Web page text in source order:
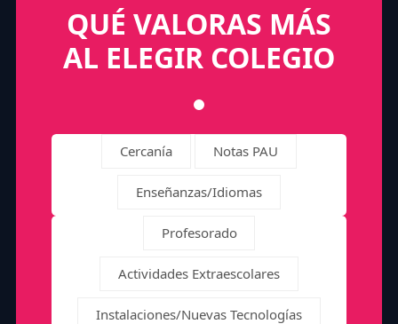
QUÉ VALORAS MÁS
AL ELEGIR COLEGIO
Cercanía Notas PAU
Enseñanzas/Idiomas
Profesorado
Actividades Extraescolares
Instalaciones/Nuevas Tecnologías